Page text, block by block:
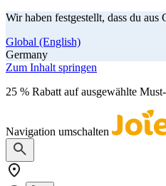
Wir haben festgestellt, dass du
Global (English)
Germany
Zum Inhalt springen
25 % Rabatt auf ausgewählte
Navigation umschalten